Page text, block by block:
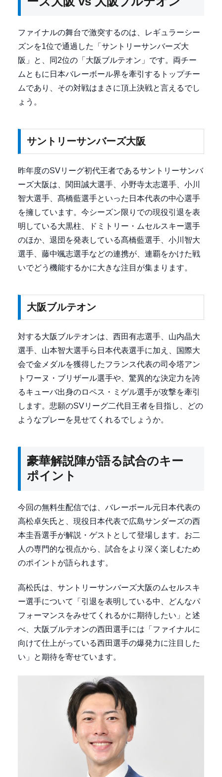
ファイナルの舞台で激突するのは、レギュラーシー
ズンを1位で通過した「サントリーサンバーズ大
阪」と、同2位の「大阪ブルテオン」です。両チー
ムともに日本バレーボール界を牽引するトップチー
ムであり、その対戦はまさに頂上決戦と言えるでし
ょう。
サントリーサンバーズ大阪
昨年度のSVリーグ初代王者であるサントリーサンバ
ーズ大阪は、関田誠大選手、小野寺太志選手、小川
智大選手、髙橋藍選手といった日本代表の中心選手
を擁しています。今シーズン限りでの現役引退を表
明している大黒柱、ドミトリー・ムセルスキー選手
のほか、退団を発表している髙橋藍選手、小川智大
選手、藤中颯志選手などの連携が、連覇をかけた戦
いでどう機能するかに大きな注目が集まります。
大阪ブルテオン
対する大阪ブルテオンは、西田有志選手、山内晶大
選手、山本智大選手ら日本代表選手に加え、国際大
会で金メダルを獲得したフランス代表の司令塔アン
トワーヌ・ブリザール選手や、驚異的な決定力を誇
るキューバ出身のロペス・ミゲル選手が攻撃を牽引
します。悲願のSVリーグ二代目王者を目指し、どの
ようなプレーを見せてくれるでしょうか。
豪華解説陣が語る試合のキー
ポイント
今回の無料生配信では、バレーボール元日本代表の
高松卓矢氏と、現役日本代表で広島サンダーズの西
本圭吾選手が解説・ゲストとして登場します。お二
人の専門的な視点から、試合をより深く楽しむため
のポイントが語られます。
高松氏は、サントリーサンバーズ大阪のムセルスキ
ー選手について「引退を表明している中、どんなパ
フォーマンスをみせてくれるかに期待したい」と述
べ、大阪ブルテオンの西田選手には「ファイナルに
向けて仕上がっている西田選手の爆発力に注目した
い」と期待を寄せています。